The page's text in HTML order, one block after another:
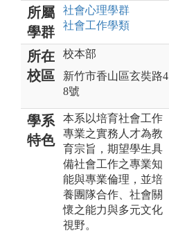
所屬
學群
社會心理學群
社會工作學類
所在
校區
校本部
新竹市香山區玄奘路4
8號
學系
特色
本系以培育社會工作
專業之實務人才為教
育宗旨，期望學生具
備社會工作之專業知
能與專業倫理，並培
養團隊合作、社會關
懷之能力與多元文化
視野。